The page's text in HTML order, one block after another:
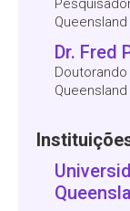
Queensland
Dr. Fred
Queensland